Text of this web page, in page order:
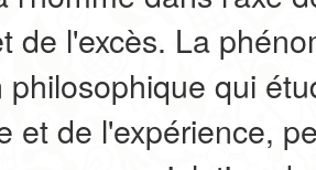
de l'excès. La
philosophique qui
et de l'expérience,